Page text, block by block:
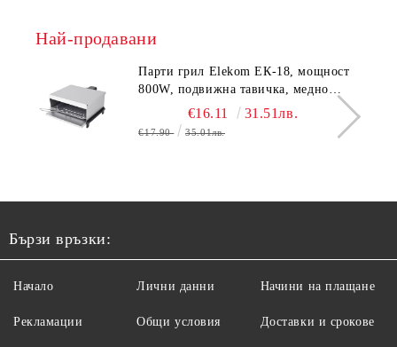
Най-продавани
Парти грил Elekom ЕК-18, мощност
800W, подвижна тавичка, медно
покритие на реотана
€16.11 31.51лв.
€17.90 35.01лв.
Бързи връзки:
Начало
Рекламации
Лични данни
Общи условия
Начини на плащане
Доставки и срокове